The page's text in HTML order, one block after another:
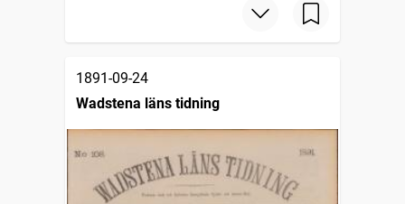
1891-09-24
Wadstena läns tidning